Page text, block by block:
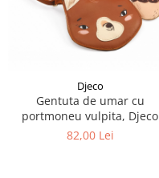
Djeco
Gentuta de umar cu
portmoneu vulpita, Djeco
82,00 Lei